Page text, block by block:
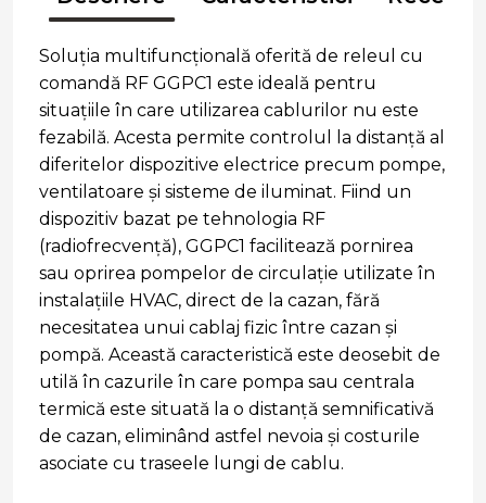
Soluția multifuncțională oferită de releul cu
comandă RF GGPC1 este ideală pentru
situațiile în care utilizarea cablurilor nu este
fezabilă. Acesta permite controlul la distanță al
diferitelor dispozitive electrice precum pompe,
ventilatoare și sisteme de iluminat. Fiind un
dispozitiv bazat pe tehnologia RF
(radiofrecvență), GGPC1 facilitează pornirea
sau oprirea pompelor de circulație utilizate în
instalațiile HVAC, direct de la cazan, fără
necesitatea unui cablaj fizic între cazan și
pompă. Această caracteristică este deosebit de
utilă în cazurile în care pompa sau centrala
termică este situată la o distanță semnificativă
de cazan, eliminând astfel nevoia și costurile
asociate cu traseele lungi de cablu.